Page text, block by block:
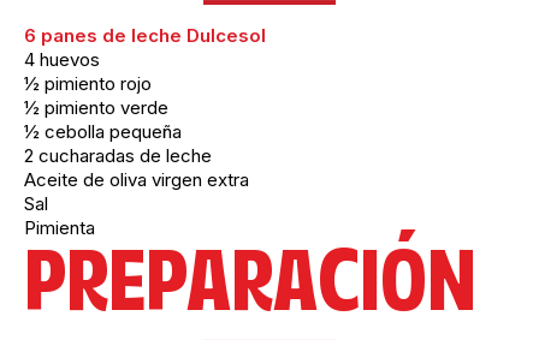
6 panes de leche Dulcesol
4 huevos
½ pimiento rojo
½ pimiento verde
½ cebolla pequeña
2 cucharadas de leche
Aceite de oliva virgen extra
Sal
Pimienta
PREPARACIÓN